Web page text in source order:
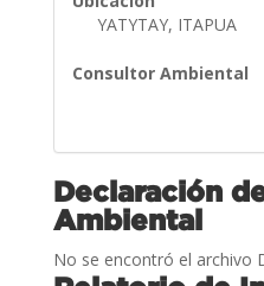
YATYTAY, ITAPUA
Consultor Ambiental
Declaración
Ambiental
No se encontró el archivo